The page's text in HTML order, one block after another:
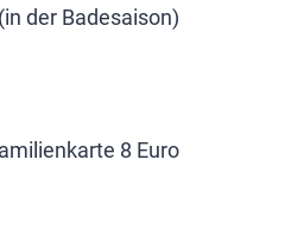
der Badesaison)
8 Euro